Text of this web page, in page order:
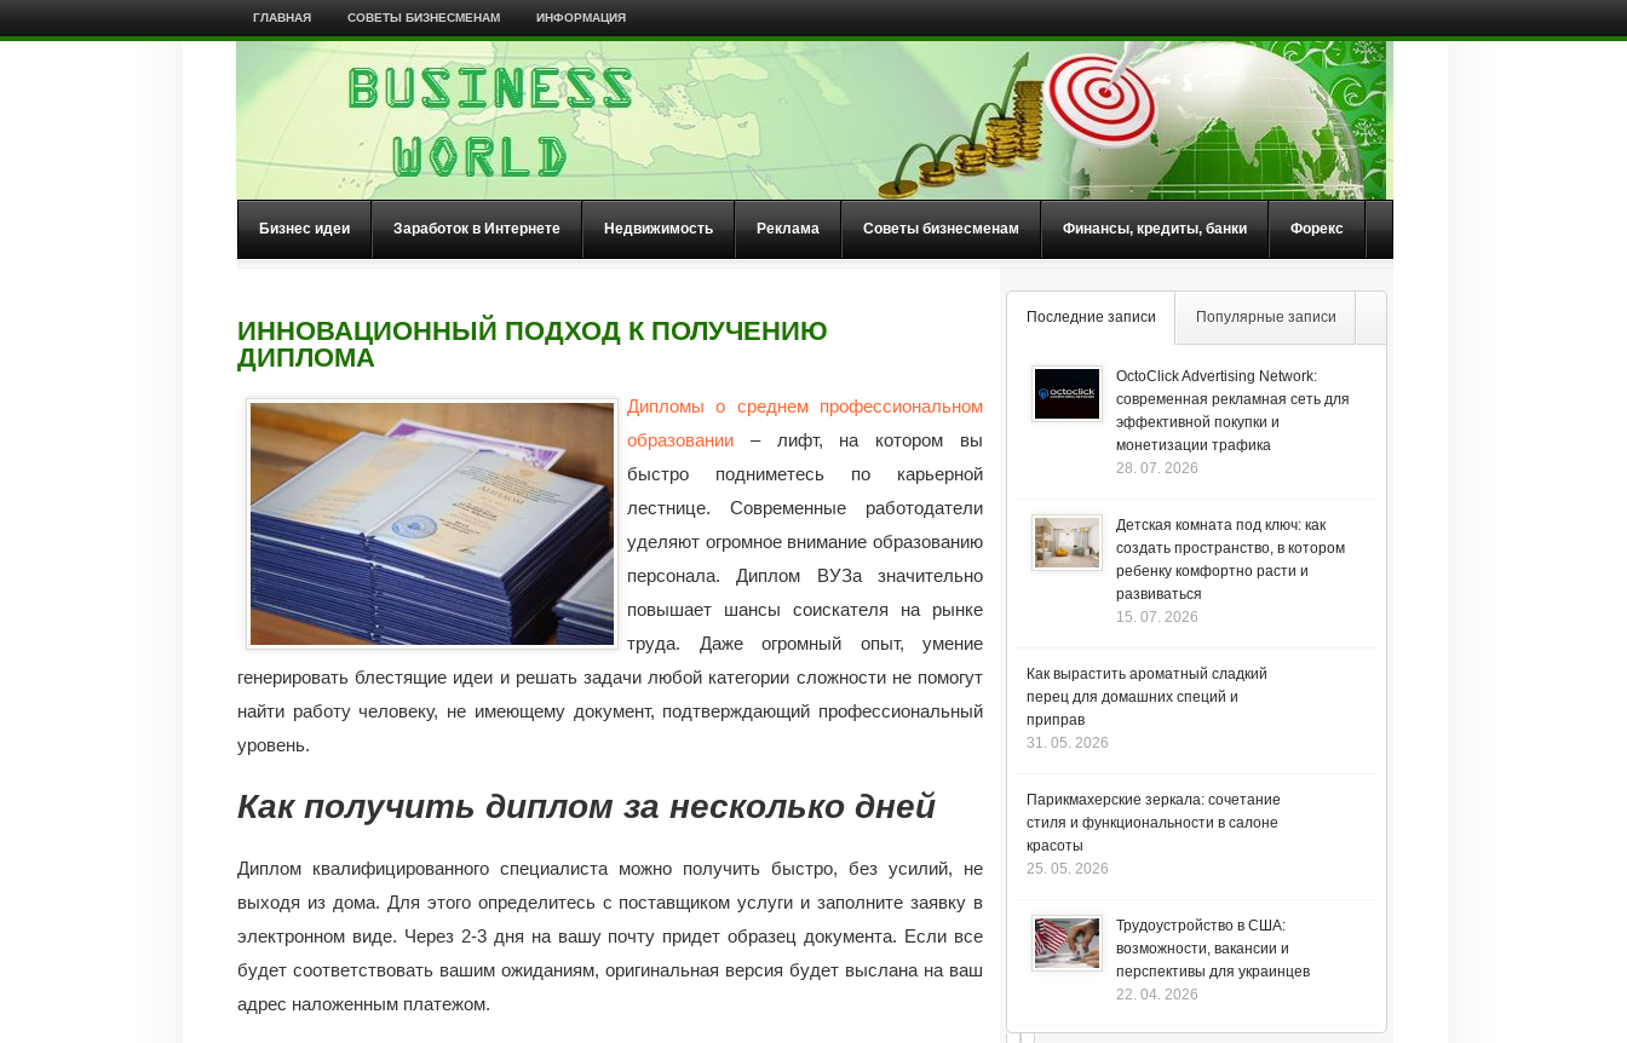
ГЛАВНАЯ СОВЕТЫ БИЗНЕСМЕНАМ ИНФОРМАЦИЯ
Бизнес идеи Заработок в Интернете Недвижимость Реклама Советы бизнесменам Финансы, кредиты, банки Форекс
ИННОВАЦИОННЫЙ ПОДХОД К ПОЛУЧЕНИЮ
ДИПЛОМА
Дипломы о среднем профессиональном
образовании – лифт, на котором вы
быстро подниметесь по карьерной
лестнице. Современные работодатели
уделяют огромное внимание образованию
персонала.Диплом ВУЗа значительно
повышает шансы соискателя на рынке
труда. Даже огромный опыт, умение
генерировать блестящие идеи и решать задачи любой категории сложности не помогут
найти работу человеку, не имеющему документ, подтверждающий профессиональный
уровень.
Как получить диплом за несколько дней
Диплом квалифицированного специалиста можно получить быстро, без усилий, не
выходя из дома. Для этого определитесь с поставщиком услуги и заполните заявку в
электронном виде. Через 2-3 дня на вашу почту придет образец документа. Если все
будет соответствовать вашим ожиданиям, оригинальная версия будет выслана на ваш
адрес наложенным платежом.
Последние записи Популярные записи
OctoClick Advertising Network:
современная рекламная сеть для
эффективной покупки и
монетизации трафика
28. 07. 2026
Детская комната под ключ: как
создать пространство, в котором
ребенку комфортно расти и
развиваться
15. 07. 2026
Как вырастить ароматный сладкий
перец для домашних специй и
приправ
31. 05. 2026
Парикмахерские зеркала: сочетание
стиля и функциональности в салоне
красоты
25. 05. 2026
Трудоустройство в США:
возможности, вакансии и
перспективы для украинцев
22. 04. 2026